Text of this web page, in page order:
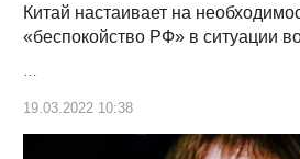
Китай настаивает на
«беспокойство РФ» в ситуации
…
19.03.2022 10:38